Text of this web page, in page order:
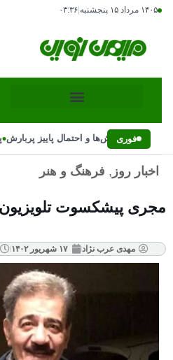
۱۴۰۵ مرداد ۱۵ پنجشنبه ۰۳:۳۶
فوری
ناگهانی بارش‌ها و احتمال پاییز پربارش •
اخبار روز , فرهنگ و هنر
مجری پیشکسوت
مهدی عرب نژاد ۱۷ شهریور ۱۴۰۲